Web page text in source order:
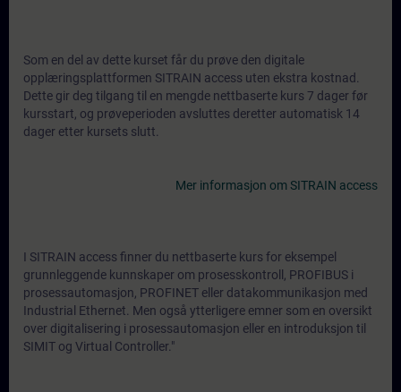
Som en del av dette kurset får du prøve den digitale
opplæringsplattformen SITRAIN access uten ekstra kostnad.
Dette gir deg tilgang til en mengde nettbaserte kurs 7 dager før
kursstart, og prøveperioden avsluttes deretter automatisk 14
dager etter kursets slutt.
Mer informasjon om SITRAIN access
I SITRAIN access finner du nettbaserte kurs for eksempel
grunnleggende kunnskaper om prosesskontroll, PROFIBUS i
prosessautomasjon, PROFINET eller datakommunikasjon med
Industrial Ethernet. Men også ytterligere emner som en oversikt
over digitalisering i prosessautomasjon eller en introduksjon til
SIMIT og Virtual Controller."